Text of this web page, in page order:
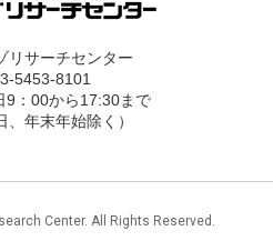
リサーチセンター
5453-8101
9：00から17:30まで
、年末年始除く）
Center. All Rights Reserved.